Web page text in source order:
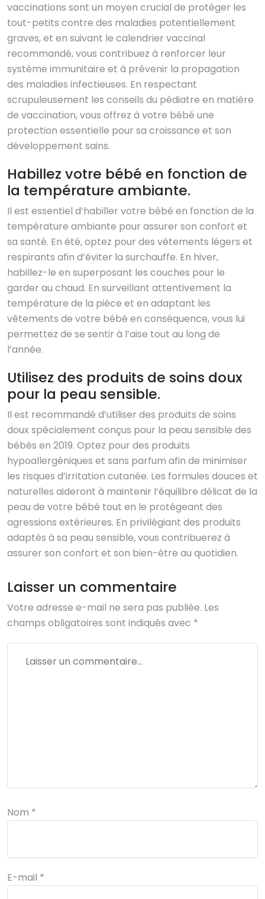
vaccinations sont un moyen crucial de protéger les
tout-petits contre des maladies potentiellement
graves, et en suivant le calendrier vaccinal
recommandé, vous contribuez à renforcer leur
système immunitaire et à prévenir la propagation
des maladies infectieuses. En respectant
scrupuleusement les conseils du pédiatre en matière
de vaccination, vous offrez à votre bébé une
protection essentielle pour sa croissance et son
développement sains.
Habillez votre bébé en fonction de
la température ambiante.
Il est essentiel d’habiller votre bébé en fonction de la
température ambiante pour assurer son confort et
sa santé. En été, optez pour des vêtements légers et
respirants afin d’éviter la surchauffe. En hiver,
habillez-le en superposant les couches pour le
garder au chaud. En surveillant attentivement la
température de la pièce et en adaptant les
vêtements de votre bébé en conséquence, vous lui
permettez de se sentir à l’aise tout au long de
l’année.
Utilisez des produits de soins doux
pour la peau sensible.
Il est recommandé d’utiliser des produits de soins
doux spécialement conçus pour la peau sensible des
bébés en 2019. Optez pour des produits
hypoallergéniques et sans parfum afin de minimiser
les risques d’irritation cutanée. Les formules douces et
naturelles aideront à maintenir l’équilibre délicat de la
peau de votre bébé tout en le protégeant des
agressions extérieures. En privilégiant des produits
adaptés à sa peau sensible, vous contribuerez à
assurer son confort et son bien-être au quotidien.
Laisser un commentaire
Votre adresse e-mail ne sera pas publiée. Les
champs obligatoires sont indiqués avec *
Nom *
E-mail *